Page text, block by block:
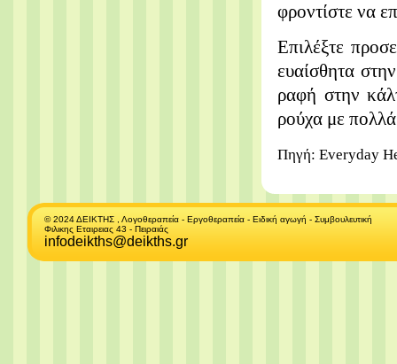
φροντίστε να
Επιλέξτε
ευαίσθητα
ραφή στην
ρούχα με
Πηγή: Everyday
© 2024 ΔΕΙΚΤΗΣ , Λογοθεραπεία - Εργοθεραπεία - Ειδική αγωγή - Συμβουλευτική
Φιλικης Εταιρειας 43 - Πειραιάς
infodeikths@deikths.gr